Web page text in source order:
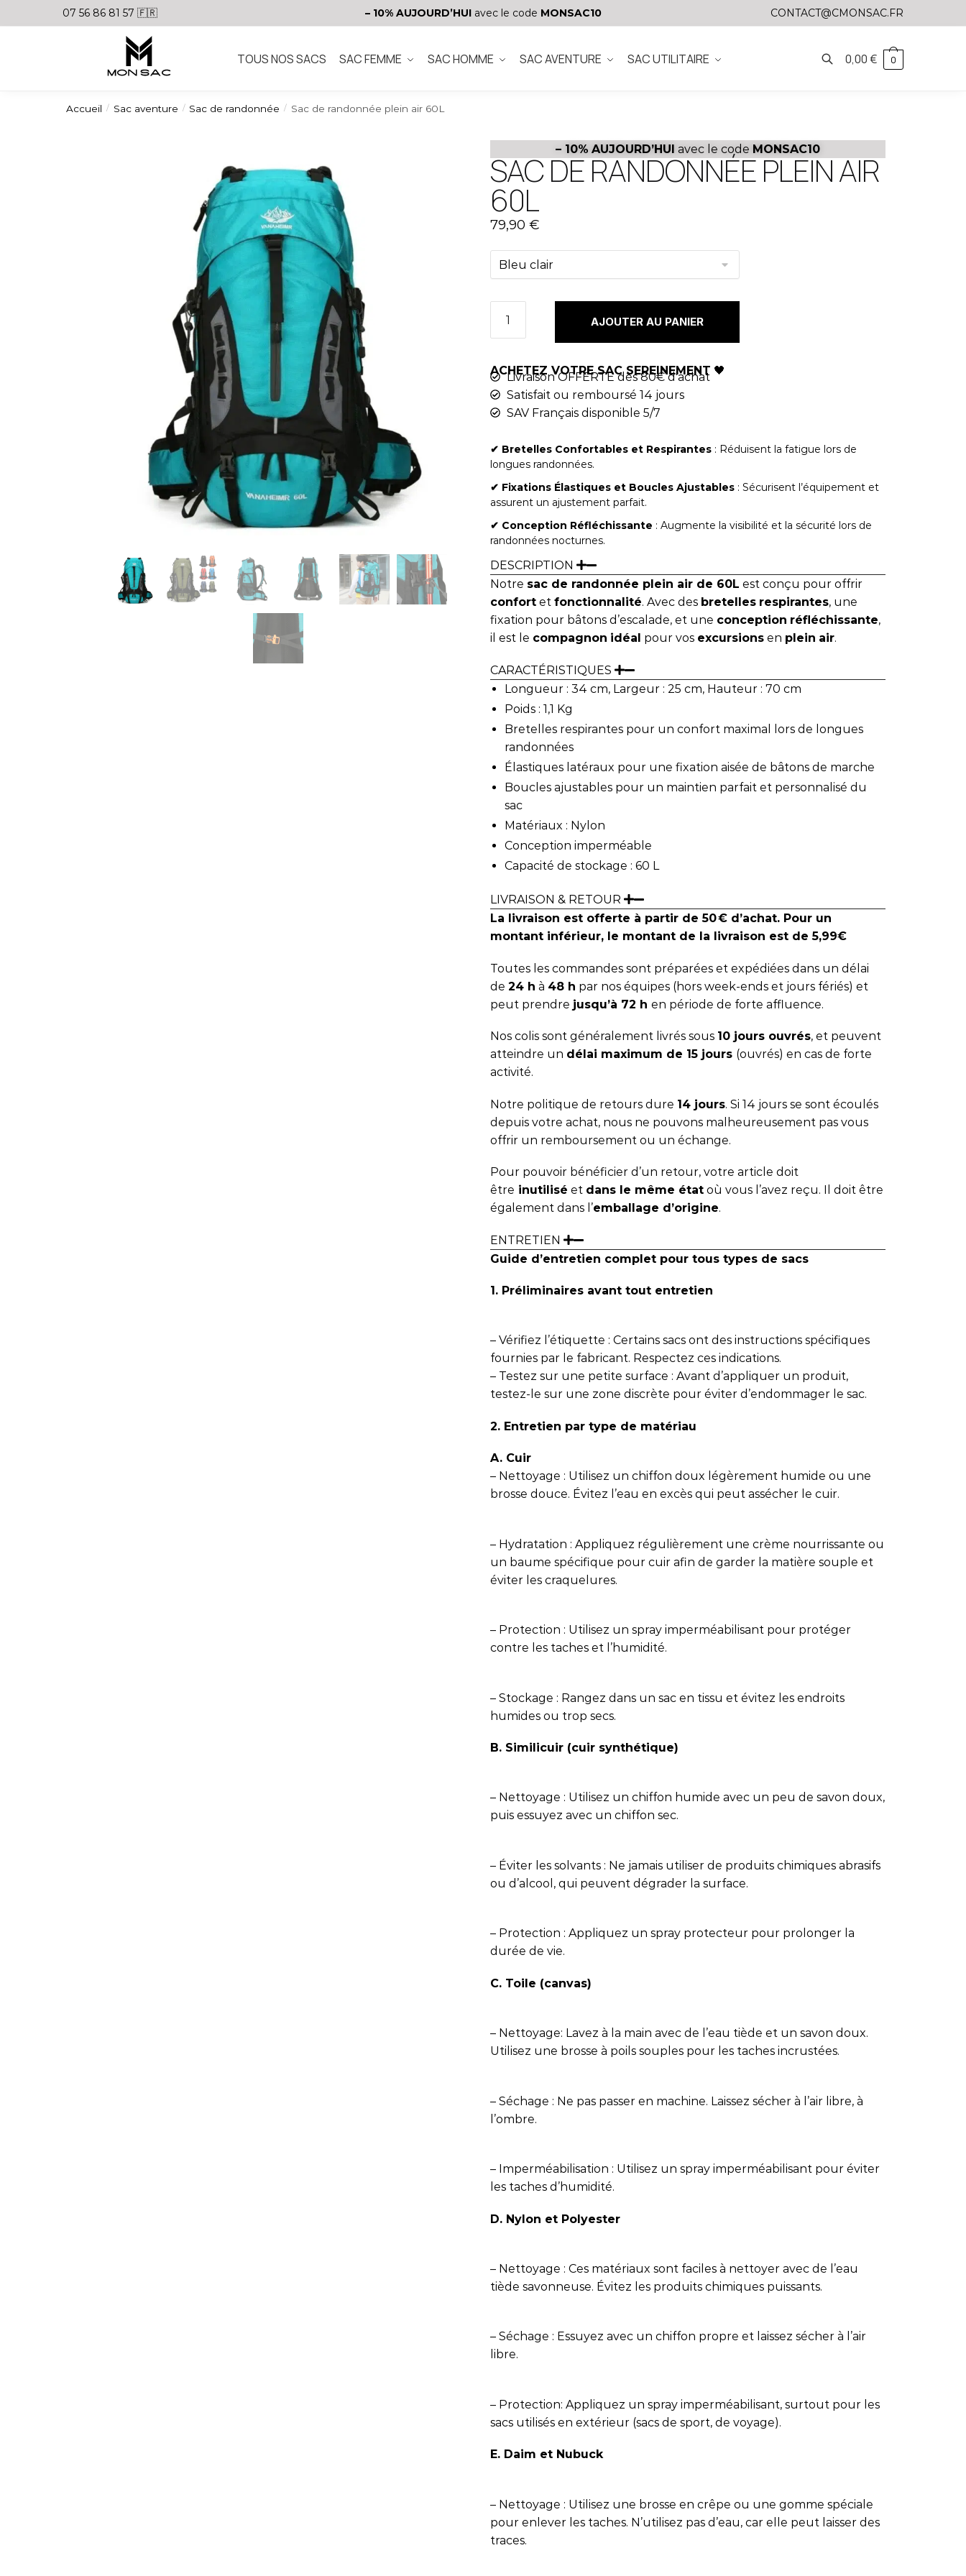
07 56 86 81 57 🇫🇷 – 10% AUJOURD’HUIavec le code MONSAC10 CONTACT@CMONSAC.FR
TOUS NOS SACS SAC FEMME SAC HOMME SAC AVENTURE SAC UTILITAIRE 0,00 € 0
Accueil / Sac aventure / Sac de randonnée / Sac de randonnée plein air 60L
– 10% AUJOURD’HUI avec le code MONSAC10
SAC DE RANDONNÉE PLEIN AIR
60L
79,90 €
AJOUTER AU PANIER
ACHETEZ VOTRE SAC SEREINEMENT 🖤
Livraison OFFERTE dès 80€ d'achat
Satisfait ou remboursé 14 jours
SAV Français disponible 5/7
✔︎ Bretelles Confortables et Respirantes : Réduisent la fatigue lors de
longues randonnées.
✔︎ Fixations Élastiques et Boucles Ajustables : Sécurisent l’équipement et
assurent un ajustement parfait.
✔︎ Conception Réfléchissante : Augmente la visibilité et la sécurité lors de
randonnées nocturnes.
DESCRIPTION
Notre sac de randonnée plein air de 60L est conçu pour offrir
confort et fonctionnalité. Avec des bretelles respirantes, une
fixation pour bâtons d’escalade, et une conception réfléchissante,
il est le compagnon idéal pour vos excursions en plein air.
CARACTÉRISTIQUES
Longueur : 34 cm, Largeur : 25 cm, Hauteur : 70 cm
Poids : 1,1 Kg
Bretelles respirantes pour un confort maximal lors de longues
randonnées
Élastiques latéraux pour une fixation aisée de bâtons de marche
Boucles ajustables pour un maintien parfait et personnalisé du
sac
Matériaux : Nylon
Conception imperméable
Capacité de stockage : 60 L
LIVRAISON & RETOUR
La livraison est offerte à partir de 50 € d’achat. Pour un
montant inférieur, le montant de la livraison est de 5,99€
Toutes les commandes sont préparées et expédiées dans un délai
de 24 h à 48 h par nos équipes (hors week-ends et jours fériés) et
peut prendre jusqu’à 72 h en période de forte affluence.
Nos colis sont généralement livrés sous 10 jours ouvrés, et peuvent
atteindre un délai maximum de 15 jours (ouvrés) en cas de forte
activité.
Notre politique de retours dure 14 jours. Si 14 jours se sont écoulés
depuis votre achat, nous ne pouvons malheureusement pas vous
offrir un remboursement ou un échange.
Pour pouvoir bénéficier d’un retour, votre article doit
être inutilisé et dans le même état où vous l’avez reçu. Il doit être
également dans l’emballage d’origine.
ENTRETIEN
Guide d’entretien complet pour tous types de sacs
1. Préliminaires avant tout entretien
– Vérifiez l’étiquette : Certains sacs ont des instructions spécifiques
fournies par le fabricant. Respectez ces indications.
– Testez sur une petite surface : Avant d’appliquer un produit,
testez-le sur une zone discrète pour éviter d’endommager le sac.
2. Entretien par type de matériau
A. Cuir
– Nettoyage : Utilisez un chiffon doux légèrement humide ou une
brosse douce. Évitez l’eau en excès qui peut assécher le cuir.
– Hydratation : Appliquez régulièrement une crème nourrissante ou
un baume spécifique pour cuir afin de garder la matière souple et
éviter les craquelures.
– Protection : Utilisez un spray imperméabilisant pour protéger
contre les taches et l’humidité.
– Stockage : Rangez dans un sac en tissu et évitez les endroits
humides ou trop secs.
B. Similicuir (cuir synthétique)
– Nettoyage : Utilisez un chiffon humide avec un peu de savon doux,
puis essuyez avec un chiffon sec.
– Éviter les solvants : Ne jamais utiliser de produits chimiques abrasifs
ou d’alcool, qui peuvent dégrader la surface.
– Protection : Appliquez un spray protecteur pour prolonger la
durée de vie.
C. Toile (canvas)
– Nettoyage: Lavez à la main avec de l’eau tiède et un savon doux.
Utilisez une brosse à poils souples pour les taches incrustées.
– Séchage : Ne pas passer en machine. Laissez sécher à l’air libre, à
l’ombre.
– Imperméabilisation : Utilisez un spray imperméabilisant pour éviter
les taches d’humidité.
D. Nylon et Polyester
– Nettoyage : Ces matériaux sont faciles à nettoyer avec de l’eau
tiède savonneuse. Évitez les produits chimiques puissants.
– Séchage : Essuyez avec un chiffon propre et laissez sécher à l’air
libre.
– Protection: Appliquez un spray imperméabilisant, surtout pour les
sacs utilisés en extérieur (sacs de sport, de voyage).
E. Daim et Nubuck
– Nettoyage : Utilisez une brosse en crêpe ou une gomme spéciale
pour enlever les taches. N’utilisez pas d’eau, car elle peut laisser des
traces.